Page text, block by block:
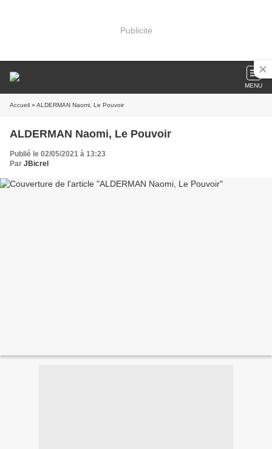
Publicité
MENU
Accueil » ALDERMAN Naomi, Le Pouvoir
ALDERMAN Naomi, Le Pouvoir
Publié le 02/05/2021 à 13:23
Par JBicrel